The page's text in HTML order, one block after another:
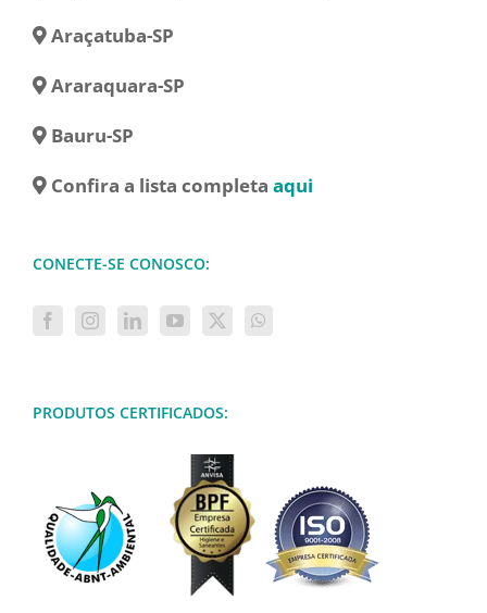
Araçatuba-SP
Araraquara-SP
Bauru-SP
Confira a lista completa aqui
CONECTE-SE CONOSCO:
PRODUTOS CERTIFICADOS: